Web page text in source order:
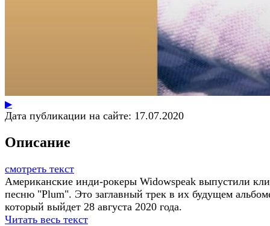
▶
Дата публикации на сайте: 17.07.2020
Описание
смотреть текст
Американские инди-рокеры Widowspeak выпустили
песню "Plum". Это заглавный трек в их будущем
который выйдет 28 августа 2020 года.
Читать весь текст